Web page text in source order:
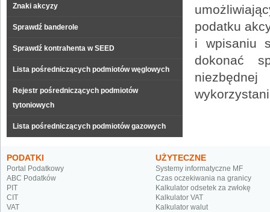
Znaki akcyzy
Sprawdź banderole
Sprawdź kontrahenta w SEED
Lista pośredniczących podmiotów węglowych
Rejestr pośredniczących podmiotów
tytoniowych
Lista pośredniczących podmiotów gazowych
podatku
i wpisaniu
dokonać
PODATKI
Portal Podatkowy
ABC Podatków
PIT
CIT
VAT
UŻYTECZNE
Systemy informatyczne MF
Czas oczekiwania na granicy
Kalkulator odsetek za zwłokę
Kalkulator VAT
Kalkulator walut